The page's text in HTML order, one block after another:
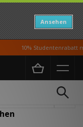
Ansehen
10% Studentenrabatt